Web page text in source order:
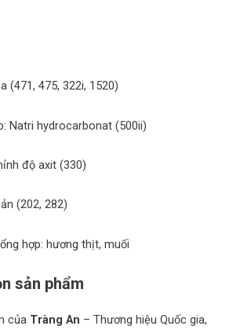
(471, 475, 322i, 1520)
Natri hydrocarbonat (500ii)
độ axit (330)
(202, 282)
hợp: hương thịt, muối
sản phẩm
của Tràng An – Thương hiệu Quốc gia,